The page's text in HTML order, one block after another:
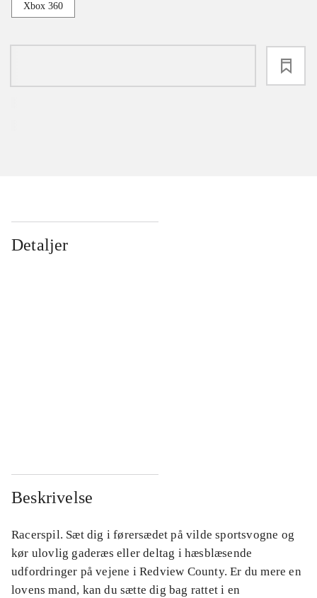
Xbox 360
Detaljer
Beskrivelse
Racerspil. Sæt dig i førersædet på vilde sportsvogne og
kør ulovlig gaderæs eller deltag i hæsblæsende
udfordringer på vejene i Redview County. Er du mere en
lovens mand, kan du sætte dig bag rattet i en